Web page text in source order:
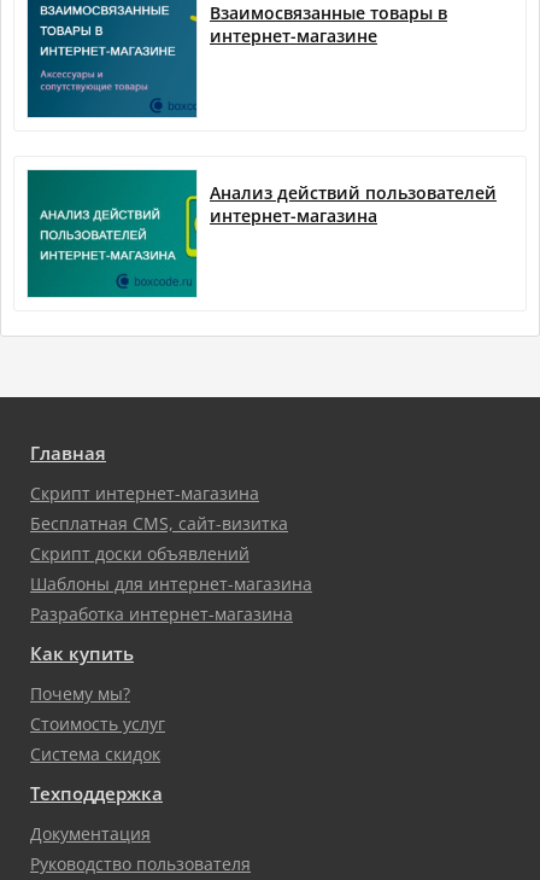
Взаимосвязанные товары в
интернет-магазине
Анализ действий пользователей
интернет-магазина
Главная
Скрипт интернет-магазина
Бесплатная CMS, сайт-визитка
Скрипт доски объявлений
Шаблоны для интернет-магазина
Разработка интернет-магазина
Как купить
Почему мы?
Стоимость услуг
Система скидок
Техподдержка
Документация
Руководство пользователя